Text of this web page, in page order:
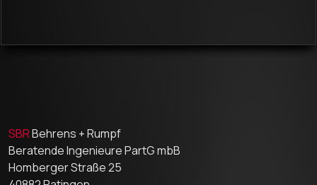
SBRBehrens + Rumpf
Beratende Ingenieure PartG mbB
Homberger Straße 25